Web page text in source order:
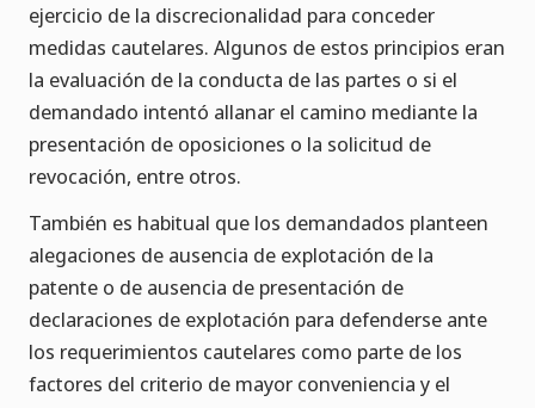
ejercicio de la discrecionalidad para conceder
medidas cautelares. Algunos de estos principios eran
la evaluación de la conducta de las partes o si el
demandado intentó allanar el camino mediante la
presentación de oposiciones o la solicitud de
revocación, entre otros.
También es habitual que los demandados planteen
alegaciones de ausencia de explotación de la
patente o de ausencia de presentación de
declaraciones de explotación para defenderse ante
los requerimientos cautelares como parte de los
factores del criterio de mayor conveniencia y el